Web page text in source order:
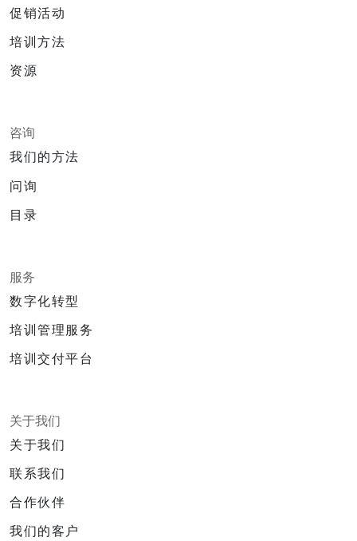
促销活动
培训方法
资源
咨询
我们的方法
问询
目录
服务
数字化转型
培训管理服务
培训交付平台
关于我们
关于我们
联系我们
合作伙伴
我们的客户